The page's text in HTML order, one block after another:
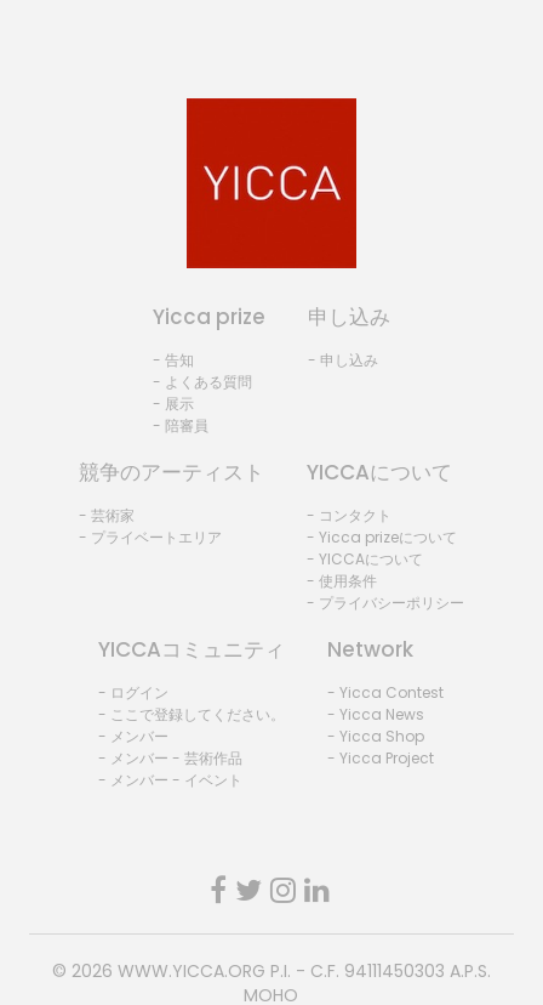
Yicca prize
- 告知
- よくある質問
- 展示
- 陪審員
申し込み
- 申し込み
競争のアーティスト
- 芸術家
- プライベートエリア
YICCAについて
- コンタクト
- Yicca prizeについて
- YICCAについて
- 使用条件
- プライバシーポリシー
YICCAコミュニティ
- ログイン
- ここで登録してください。
- メンバー
- メンバー - 芸術作品
- メンバー - イベント
Network
- Yicca Contest
- Yicca News
- Yicca Shop
- Yicca Project
© 2026 WWW.YICCA.ORG P.I. - C.F. 94111450303 A.P.S.
MOHO